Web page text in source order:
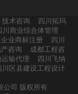
技术咨询
四川拓玛
川商业综合体管理
业商标注册
四川
咨询
成都工程咨
输代理
四川飞纳
川区县建设工程设计
公司 版权所有